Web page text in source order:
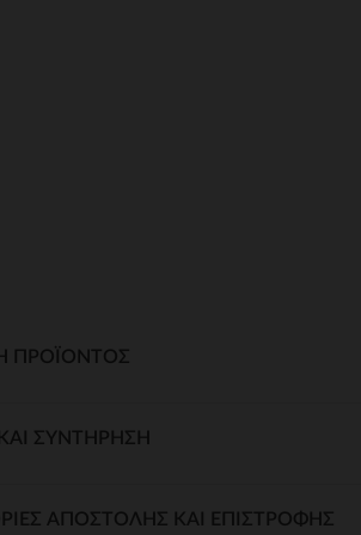
ΠΡΟΪΌΝΤΟΣ
ΣΥΝΤΉΡΗΣΗ
ΑΠΟΣΤΟΛΉΣ ΚΑΙ ΕΠΙΣΤΡΟΦΉΣ